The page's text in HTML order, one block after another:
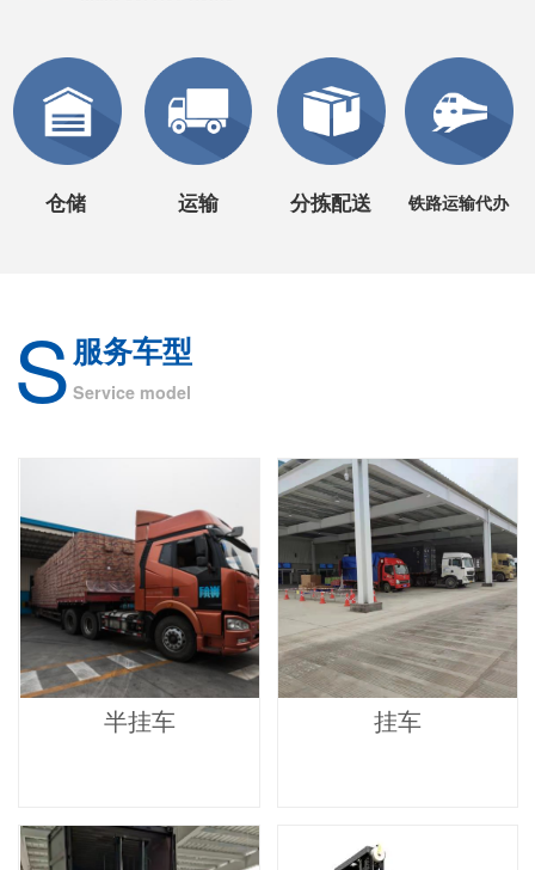
服务车型
Service model
S
半挂车 挂车
仓储 运输 分拣配送 铁路运输代办